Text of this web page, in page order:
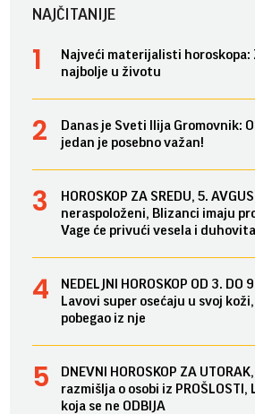
NAJČITANIJE
Najveći materijalisti horoskopa:
najbolje u životu
Danas je Sveti Ilija Gromovnik:
jedan je posebno važan!
HOROSKOP ZA SREDU, 5.
neraspoloženi, Blizanci imaju
Vage će privući vesela i
NEDELJNI HOROSKOP OD 3. DO
Lavovi super osećaju u svoj
pobegao iz nje
DNEVNI HOROSKOP ZA
razmišlja o osobi iz
koja se ne ODBIJA